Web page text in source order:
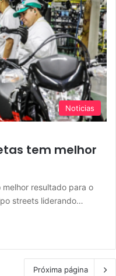
Noticias
tem melhor
resultado para o
streets liderando…
Próxima página